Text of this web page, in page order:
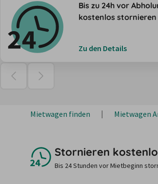
Bis zu 24h vor
kostenlos stornieren
Zu den Details
Mietwagen finden Mietwagen
Stornieren
Bis 24 Stunden vor Mietbeginn